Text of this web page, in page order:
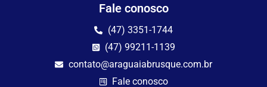
Fale conosco
(47) 3351-1744
(47) 99211-1139
contato@araguaiabrusque.com.br
Fale conosco